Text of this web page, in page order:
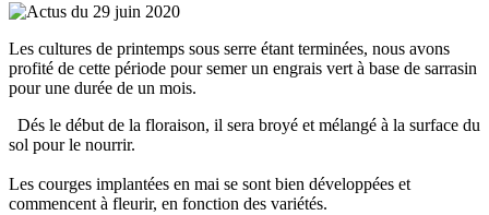
Les cultures de printemps sous serre étant terminées, nous avons
profité de cette période pour semer un engrais vert à base de sarrasin
pour une durée de un mois.
Dés le début de la floraison, il sera broyé et mélangé à la surface du
sol pour le nourrir.
Les courges implantées en mai se sont bien développées et
commencent à fleurir, en fonction des variétés.